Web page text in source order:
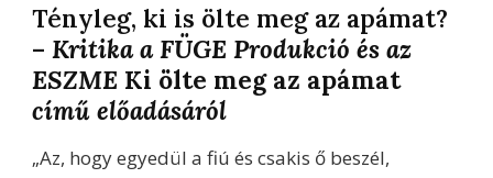
Tényleg, ki is ölte meg az apámat?
– Kritika a FÜGE Produkció és az
ESZME Ki ölte meg az apámat
című előadásáról
„Az, hogy egyedül a fiú és csakis ő beszél,